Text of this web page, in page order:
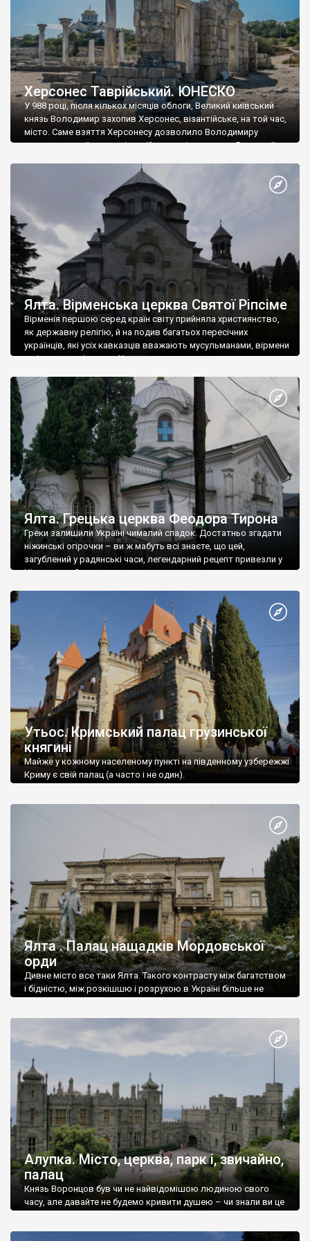
Херсонес Таврійський. ЮНЕСКО
У 988 році, після кількох місяців облоги, Великий київський
князь Володимир захопив Херсонес, візантійське, на той час,
місто. Саме взяття Херсонесу дозволило Володимиру
диктувати свої умови візантійському імператору Василю ІІ, та
Херсонесі Володимир-язичник, став Василем-християнином.
А потім було Хрещення Русі. На честь Херсонесу Таврійського
Ялта. Вірменська церква Святої Ріпсіме
Вірменія першою серед країн світу прийняла християнство,
як державну релігію, й на подив багатьох пересічних
українців, які усіх кавказців вважають мусульманами, вірмени
є відданими вірянами Христа
Ялта. Грецька церква Феодора Тирона
Греки залишили Україні чималий спадок. Достатньо згадати
ніжинські огірочки – ви ж мабуть всі знаєте, що цей,
загублений у радянські часи, легендарний рецепт привезли у
Ніжин греки?
Утьос. Кримський палац грузинської
княгині
Майже у кожному населеному пункті на південному узбережжі
Криму є свій палац (а часто і не один).
Ялта . Палац нащадків Мордовської
орди
Дивне місто все таки Ялта. Такого контрасту між багатством
і бідністю, між розкішшю і розрухою в Україні більше не
Алупка. Місто, церква, парк і, звичайно,
палац
Князь Воронцов був чи не найвідомішою людиною свого
часу, але давайте не будемо кривити душею – чи знали ви це